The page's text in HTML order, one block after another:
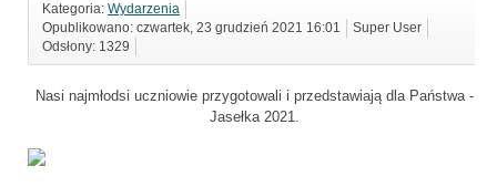
Kategoria: Wydarzenia
Opublikowano: czwartek, 23 grudzień 2021 16:01
Super User
Odsłony: 1329
Nasi najmłodsi uczniowie przygotowali i przedstawiają dla Państwa -
Jasełka 2021.